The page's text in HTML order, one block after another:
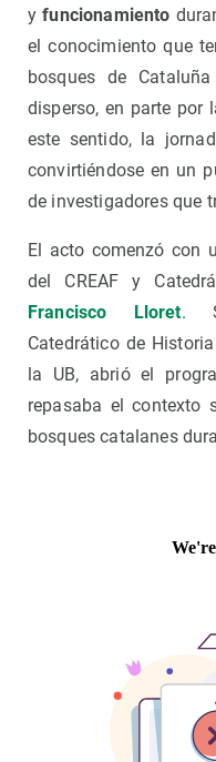
yfuncionamiento
el conocimiento que
bosques de
disperso, en parte por
este sentido, la
convirtiéndose en un
de investigadores que
El acto comenzó con
del CREAF y
Francisco Lloret.
Catedrático de
la UB, abrió el
repasaba el contexto
bosques catalanes